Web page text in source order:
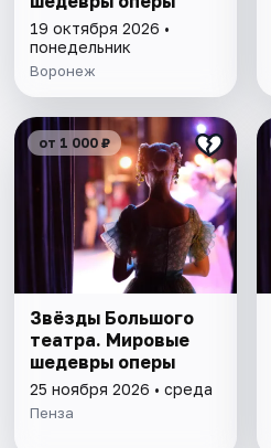
19 октября 2026 •
понедельник
Воронеж
от 1 000 ₽
Звёзды Большого
театра. Мировые
шедевры оперы
25 ноября 2026 • среда
Пенза